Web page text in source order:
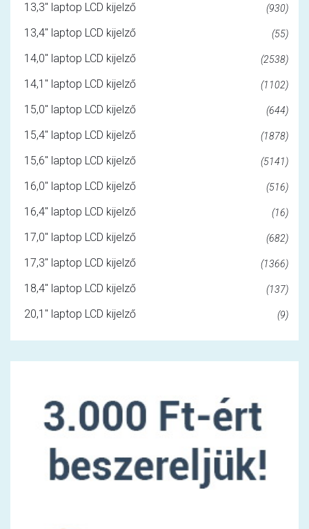
13,3" laptop LCD kijelző (930)
13,4" laptop LCD kijelző (55)
14,0" laptop LCD kijelző (2538)
14,1" laptop LCD kijelző (1102)
15,0" laptop LCD kijelző (644)
15,4" laptop LCD kijelző (1878)
15,6" laptop LCD kijelző (5141)
16,0" laptop LCD kijelző (516)
16,4" laptop LCD kijelző (16)
17,0" laptop LCD kijelző (682)
17,3" laptop LCD kijelző (1366)
18,4" laptop LCD kijelző (137)
20,1" laptop LCD kijelző (9)